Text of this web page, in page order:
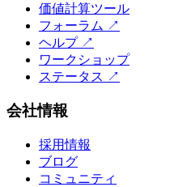
価値計算ツール
フォーラム ↗
ヘルプ↗
ワークショップ
ステータス ↗
会社情報
採用情報
ブログ
コミュニティ